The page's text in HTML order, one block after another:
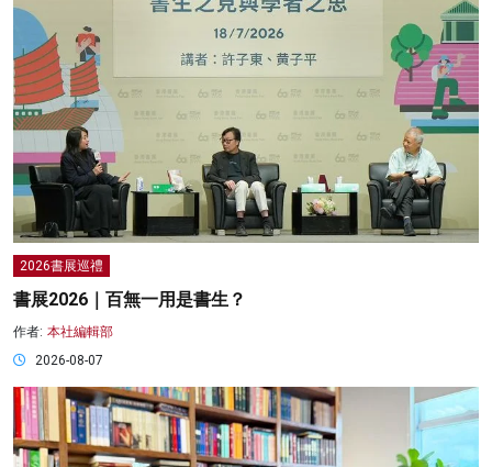
2026書展巡禮
書展2026｜百無一用是書生？
作者: 本社編輯部
2026-08-07